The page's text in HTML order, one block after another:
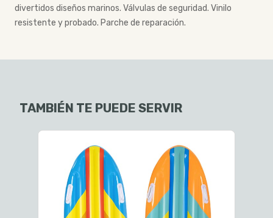
divertidos diseños marinos. Válvulas de seguridad. Vinilo
resistente y probado. Parche de reparación.
TAMBIÉN TE PUEDE SERVIR